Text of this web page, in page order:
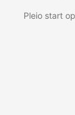
Pleio start